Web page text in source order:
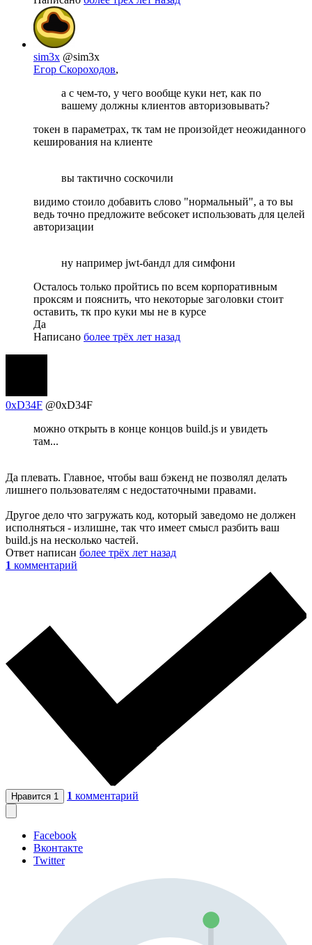
sim3x @sim3x
Егор Скороходов,
а с чем-то, у чего вообще куки нет, как по
вашему должны клиентов авторизовывать?
токен в параметрах, тк там не произойдет неожиданного
кеширования на клиенте
вы тактично соскочили
видимо стоило добавить слово "нормальный", а то вы
ведь точно предложите вебсокет использовать для целей
авторизации
ну например jwt-бандл для симфони
Осталось только пройтись по всем корпоративным
проксям и пояснить, что некоторые заголовки стоит
оставить, тк про куки мы не в курсе
Да
Написано более трёх лет назад
0xD34F @0xD34F
можно открыть в конце концов build.js и увидеть
там...
Да плевать. Главное, чтобы ваш бэкенд не позволял делать
лишнего пользователям с недостаточными правами.
Другое дело что загружать код, который заведомо не должен
исполняться - излишне, так что имеет смысл разбить ваш
build.js на несколько частей.
Ответ написан более трёх лет назад
1 комментарий
Нравится 1 1 комментарий
Facebook
Вконтакте
Twitter